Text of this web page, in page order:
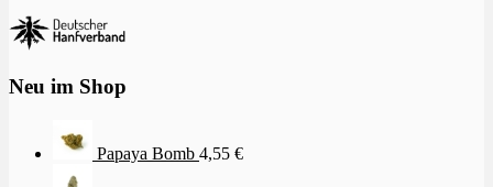
Neu im Shop
Papaya Bomb 4,55 €